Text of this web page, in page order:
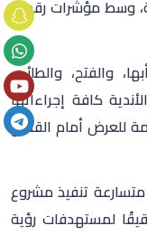
على 5 أندية إضافية، وسط مؤشرات رقمية
والفتح، والطائي،
كافة إجراءاتها
للعرض أمام القطاع
تنفيذ مشروع
لمستهدفات رؤية